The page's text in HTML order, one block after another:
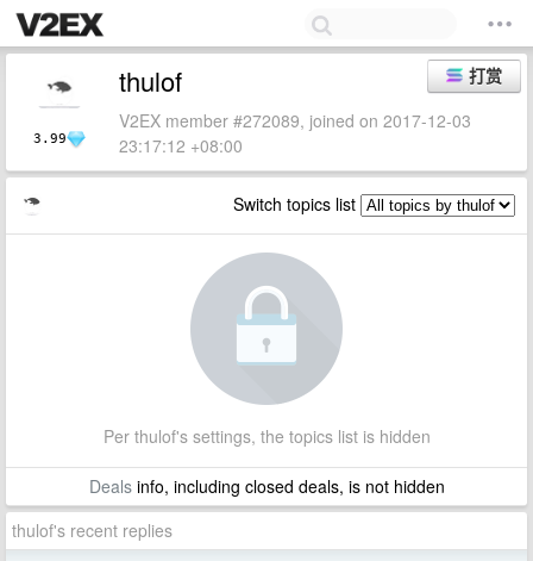
3.99
打赏
thulof
V2EX member #272089, joined on 2017-12-03
23:17:12 +08:00
Switch topics list
Per thulof's settings, the topics list is hidden
Dealsinfo, including closed deals, is not hidden
thulof's recent replies